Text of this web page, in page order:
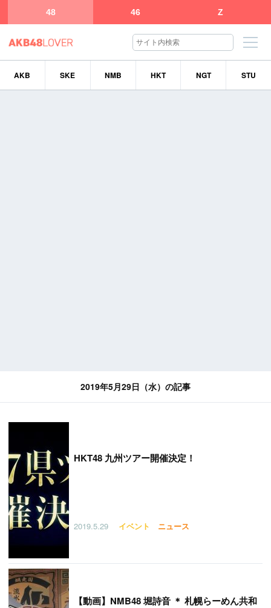
48 46 Z
AKB SKE NMB HKT NGT STU
2019年5月29日（水）の記事
HKT48 九州ツアー開催決定！
2019.5.29 イベント ニュース
【動画】NMB48 堀詩音 ＊ 札幌らーめん共和